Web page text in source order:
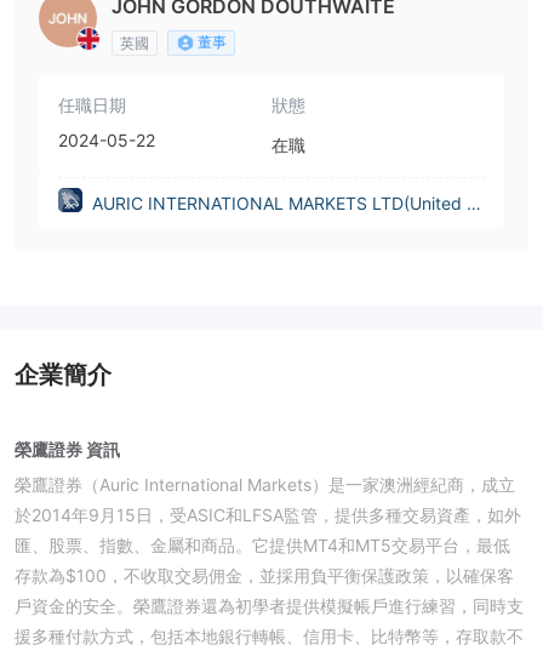
JOHN GORDON DOUTHWAITE
英國 董事
任職日期
2024-05-22
狀態
在職
AURIC INTERNATIONAL MARKETS LTD(United Ki
企業簡介
榮鷹證券 資訊
榮鷹證券（Auric International Markets）是一家澳洲經紀商，成立
於2014年9月15日，受ASIC和LFSA監管，提供多種交易資產，如外
匯、股票、指數、金屬和商品。它提供MT4和MT5交易平台，最低
存款為$100，不收取交易佣金，並採用負平衡保護政策，以確保客
戶資金的安全。榮鷹證券還為初學者提供模擬帳戶進行練習，同時支
援多種付款方式，包括本地銀行轉帳、信用卡、比特幣等，存取款不